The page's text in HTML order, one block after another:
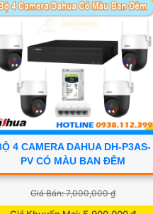
4 CAMERA DAHUA DH-P3AS-
PV CÓ MÀU BAN ĐÊM
Giá Bán: 7,000,000 ₫